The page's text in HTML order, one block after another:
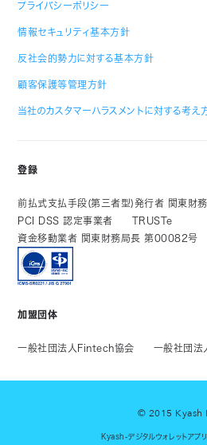
プライバシーポリシー
情報セキュリティ基本方針
反社会的勢力に対する基本方針
顧客保護等管理方針
当社のカスタマーハラスメントに対する考え
登録
前払式支払手段(第三者型)発行者 関東財
PCI DSS 認定事業者
TRUSTe
資金移動業者 関東財務局長 第00082号
加盟団体
一般社団法人Fintech協会 一般社団法
© 2015 Kyash
Kyash-デジタルウォレットアプ